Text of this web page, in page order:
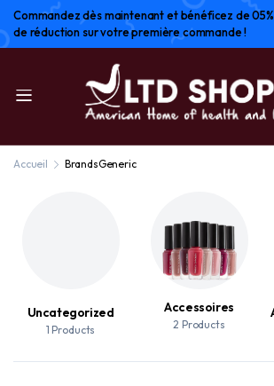
Commandez dès maintenant et bénéficez de 05%
de réduction sur votre première commande !
Accueil BrandsGeneric
Uncategorized
1 Products
Accessoires
2 Products